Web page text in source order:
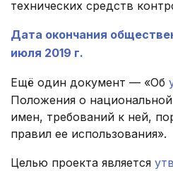
технических средств
Дата окончания
июля 2019 г.
Ещё один документ — «Об
Положения о
имен, требований к ней,
правил ее использования».
Целью проекта является